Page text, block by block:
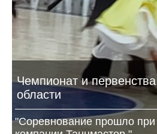
Чемпионат и
области
"Соревнование прошло